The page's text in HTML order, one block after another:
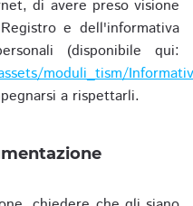
di avere preso visione
e dell'informativa
(disponibile qui:
moduli_tism/
a rispettarli.